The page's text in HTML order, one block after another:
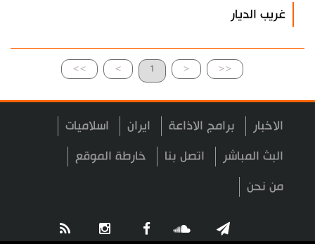
غريب الديار
>> > 1 < <<
الاخبار برامج الاذاعة ايران اسلاميات
البث المباشر اتصل بنا خارطة الموقع
من نحن